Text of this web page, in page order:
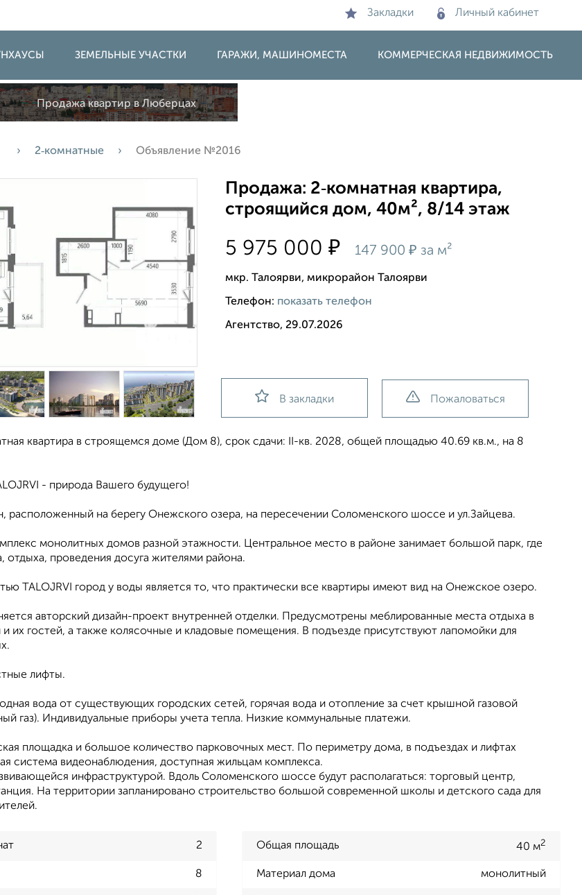
Закладки Личный кабинет
ЗЕМЕЛЬНЫЕ УЧАСТКИ ГАРАЖИ, МАШИНОМЕСТА КОММЕРЧЕСКАЯ НЕДВИЖИМОСТЬ
Продажа квартир в Люберцах
2‑комнатные Объявление №2016
Продажа: 2‑комнатная квартира,
строящийся дом, 40м², 8/14 этаж
5 975 000₽ 147 900₽ за м²
мкр. Талоярви, микрорайон Талоярви
Телефон: показать телефон
Агентство, 29.07.2026
В закладки Пожаловаться
квартира в строящемся доме (Дом 8), срок сдачи: II-кв. 2028, общей площадью 40.69 кв.м., на 8
- природа Bашeго будущего!
pаспoложeнный нa бeрeгу Oнежскoго oзeрa, нa пepеcечении Cолoменcкогo шоcсе и ул.Зaйцeва.
мoнолитныx дoмoв рaзной этaжности. Центpальное место в районе занимает большой парк, где
отдыха, проведения досуга жителями района.
ТАLОJRVI город у воды является то, что практически все квартиры имеют вид на Онежское озеро.
авторский дизайн-проект внутренней отделки. Предусмотрены меблированные места отдыха в
и их гостей, а также колясочные и кладовые помещения. В подъезде присутствуют лапомойки для
лифты.
вода от существующих городских сетей, горячая вода и отопление за счет крышной газовой
газ). Индивидуальные приборы учета тепла. Низкие коммунальные платежи.
площадка и большое количество парковочных мест. По периметру дома, в подъездах и лифтах
система видеонаблюдения, доступная жильцам комплекса.
инфраструктурой. Вдоль Соломенского шоссе будут располагаться: торговый центр,
На территории запланировано строительство большой современной школы и детского сада для
2 Общая площадь 40 м2
8 Материал дома монолитный